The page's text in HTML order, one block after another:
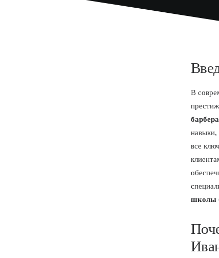
В
навыки,
все
школы